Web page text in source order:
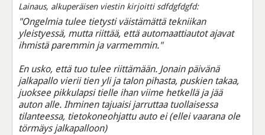
Lainaus, alkuperäisen viestin kirjoitti sdfdgfdgfd:
"Ongelmia tulee tietysti väistämättä tekniikan
yleistyessä, mutta riittää, että automaattiautot ajavat
ihmistä paremmin ja varmemmin."
En usko, että tuo tulee riittämään. Jonain päivänä
jalkapallo vierii tien yli ja talon pihasta, puskien takaa,
juoksee pikkulapsi tielle ihan viime hetkellä ja jää
auton alle. Ihminen tajuaisi jarruttaa tuollaisessa
tilanteessa, tietokoneohjattu auto ei (ellei vaarana ole
törmäys jalkapalloon)